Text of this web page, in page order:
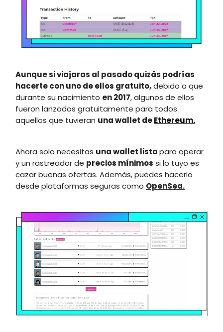
Aunque si viajaras al pasado quizás podrías
hacerte con uno de ellos gratuito,debido a que
durante su nacimiento en 2017, algunos de ellos
fueron lanzados gratuitamente para todos
aquellos que tuvieran una wallet deEthereum.
Ahora solo necesitas una wallet listapara operar
y un rastreador de precios mínimos si lo tuyo es
cazar buenas ofertas. Además, puedes hacerlo
desde plataformas seguras como OpenSea.